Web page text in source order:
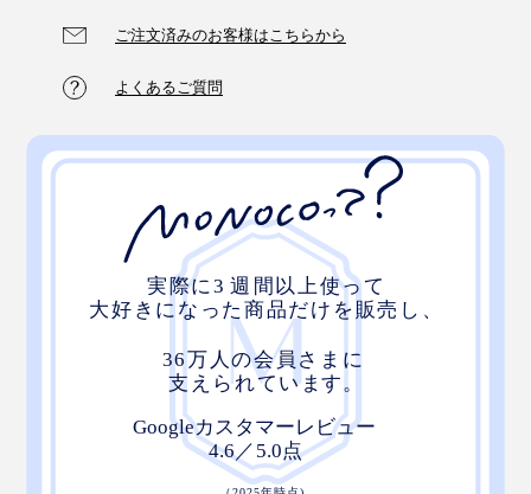
本・植物・『KaKuKo』があれば、空間がキマる
デッドスペースになりがちなテレビ台の下や、ディスプ
レイ棚の一角に置いても◎。何もない棚って、ディスプ
レイするのが難しいけれど、『KaKuKo』があれば空間
ご注文済みのお客様はこちらから
よくあるご質問